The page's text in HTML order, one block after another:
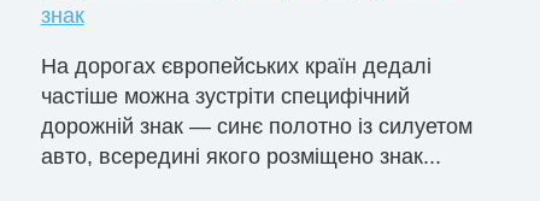
знак
На дорогах європейських країн дедалі
частіше можна зустріти специфічний
дорожній знак — синє полотно із силуетом
авто, всередині якого розміщено знак...